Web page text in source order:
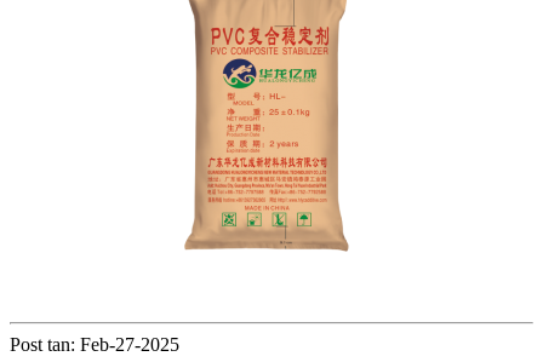
Post tan: Feb-27-2025